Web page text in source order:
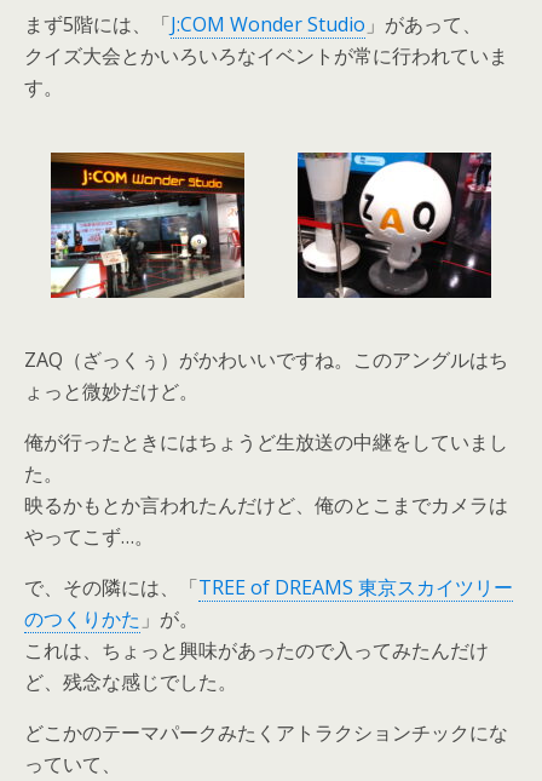
まず5階には、「J:COM Wonder Studio 」があって、
クイズ大会とかいろいろなイベントが常に行われていま
す。
ZAQ（ざっくぅ）がかわいいですね。このアングルはち
ょっと微妙だけど。
俺が行ったときにはちょうど生放送の中継をしていまし
た。
映るかもとか言われたんだけど、俺のとこまでカメラは
やってこず…。
で、その隣には、「TREE of DREAMS 東京スカイツリー
のつくりかた 」が。
これは、ちょっと興味があったので入ってみたんだけ
ど、残念な感じでした。
どこかのテーマパークみたくアトラクションチックにな
っていて、